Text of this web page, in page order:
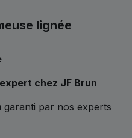
lignée
chez JF Brun
garanti par nos experts